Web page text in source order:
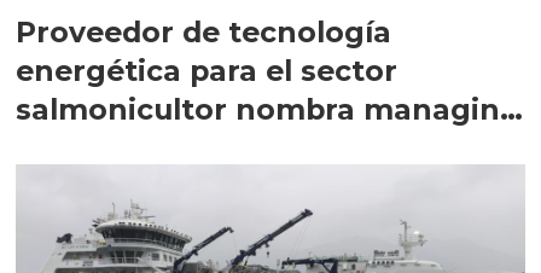
Proveedor de tecnología
energética para el sector
salmonicultor nombra managing